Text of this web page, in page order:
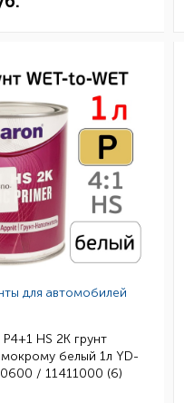
для автомобилей
HS 2K грунт
белый 1л YD-
/ 11411000 (6)